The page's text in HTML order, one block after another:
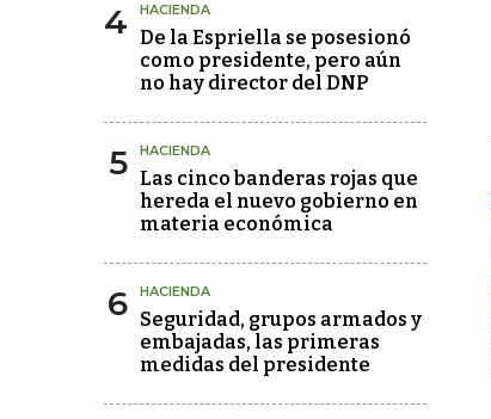
4 HACIENDA
De la Espriella se posesionó
como presidente, pero aún
no hay director del DNP
5 HACIENDA
Las cinco banderas rojas que
hereda el nuevo gobierno en
materia económica
6 HACIENDA
Seguridad, grupos armados y
embajadas, las primeras
medidas del presidente